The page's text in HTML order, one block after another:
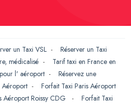
un Taxi VSL - Réserver un Taxi
médicalisé - Tarif taxi en France en
l' aéroport - Réservez une
Aéroport - Forfait Taxi Paris Aéroport
Aéroport Roissy CDG - Forfait Taxi